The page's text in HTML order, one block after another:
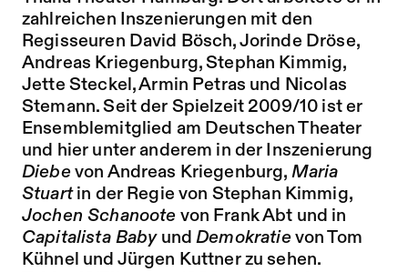
zahlreichen Inszenierungen mit den
Regisseuren David Bösch, Jorinde Dröse,
Andreas Kriegenburg, Stephan Kimmig,
Jette Steckel, Armin Petras und Nicolas
Stemann. Seit der Spielzeit 2009/10 ist er
Ensemblemitglied am Deutschen Theater
und hier unter anderem in der Inszenierung
Diebevon Andreas Kriegenburg, Maria
Stuartin der Regie von Stephan Kimmig,
Jochen Schanoote von Frank Abt und in
Capitalista BabyundDemokratievon Tom
Kühnel und Jürgen Kuttner zu sehen.